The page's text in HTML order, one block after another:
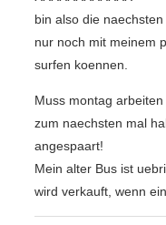
bin also die
nur noch mit meinem
surfen koennen.
Muss montag
zum naechsten mal
angespaart!
Mein alter Bus ist
wird verkauft, wenn